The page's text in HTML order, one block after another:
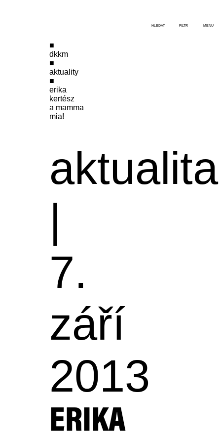
dkkm
aktuality
erika
kertész
a mamma
mia!
aktualita
|
7.
září
2013
ERIKA
HLEDAT FILTR MENU